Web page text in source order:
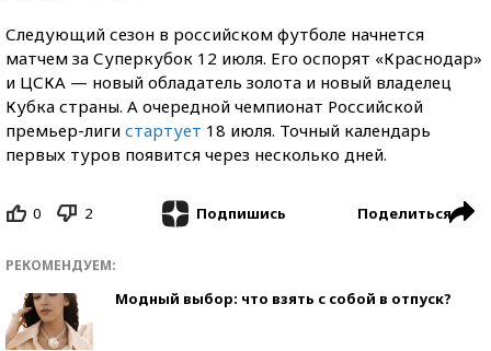
Следующий сезон в российском футболе начнется
матчем за Суперкубок 12 июля. Его оспорят «Краснодар»
и ЦСКА — новый обладатель золота и новый владелец
Кубка страны. А очередной чемпионат Российской
премьер-лиги стартует 18 июля. Точный календарь
первых туров появится через несколько дней.
0 2 Подпишись Поделиться
РЕКОМЕНДУЕМ:
Модный выбор: что взять с собой в отпуск?